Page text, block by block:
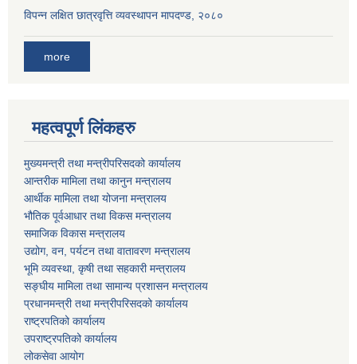
विपन्न लक्षित छात्रवृत्ति व्यवस्थापन मापदण्ड, २०८०
more
महत्वपूर्ण लिंकहरु
मुख्यमन्त्री तथा मन्त्रीपरिसदको कार्यालय
आन्तरीक मामिला तथा कानुन मन्त्रालय
आर्थीक मामिला तथा योजना मन्त्रालय
भौतिक पूर्वआधार तथा विकस मन्त्रालय
समाजिक विकास मन्त्रालय
उद्योग, वन, पर्यटन तथा वातावरण मन्त्रालय
भूमि व्यवस्था, कृषी तथा सहकारी मन्त्रालय
सङ्घीय मामिला तथा सामान्य प्रशासन मन्त्रालय
प्रधानमन्त्री तथा मन्त्रीपरिसदको कार्यालय
राष्ट्रपतिको कार्यालय
उपराष्ट्रपतिको कार्यालय
लोकसेवा आयोग